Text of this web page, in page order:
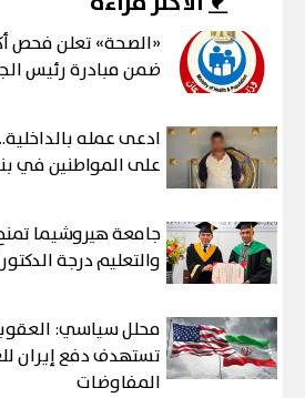
ضمن مبادرة رئيس
ادعى عمله
على المواطنين في
جامعة هيروشيما
والتعليم درجة
محلل سياسي:
تستهدف دفع إيران
المفاوضات